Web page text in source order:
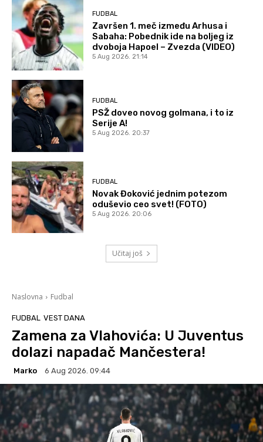
FUDBAL
Završen 1. meč između Arhusa i
Sabaha: Pobednik ide na boljeg iz
dvoboja Hapoel – Zvezda (VIDEO)
5 Aug 2026. 21:14
FUDBAL
PSŽ doveo novog golmana, i to iz
Serije A!
5 Aug 2026. 20:37
FUDBAL
Novak Đoković jednim potezom
oduševio ceo svet! (FOTO)
5 Aug 2026. 20:06
Učitaj još